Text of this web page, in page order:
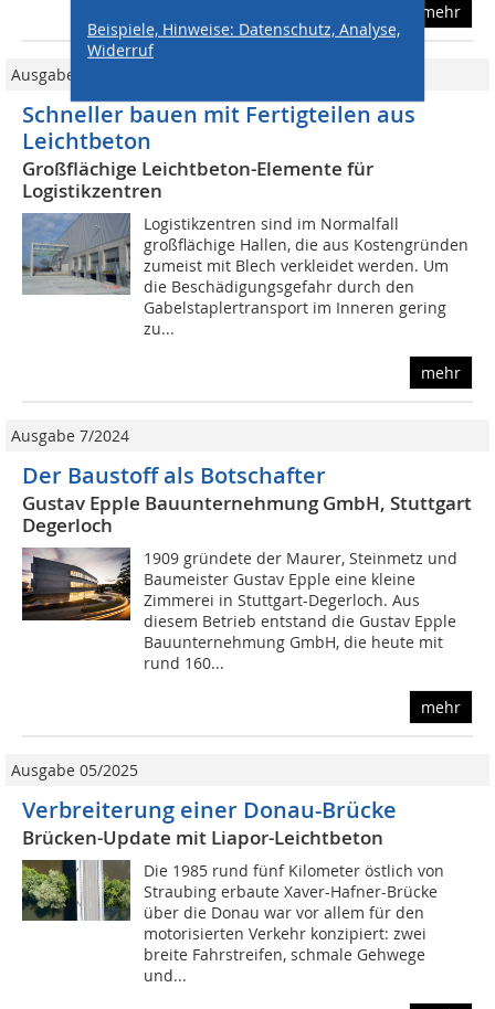
Beispiele, Hinweise: Datenschutz, Analyse,
Widerruf
mehr
Ausgabe 04/2009
Schneller bauen mit Fertigteilen aus
Leichtbeton
Großflächige Leichtbeton-Elemente für
Logistikzentren
Logistikzentren sind im Normalfall
großflächige Hallen, die aus Kostengründen
zumeist mit Blech verkleidet werden. Um
die Beschädigungsgefahr durch den
Gabelstaplertransport im Inneren gering
zu...
mehr
Ausgabe 7/2024
Der Baustoff als Botschafter
Gustav Epple Bauunternehmung GmbH, Stuttgart
Degerloch
1909 gründete der Maurer, Steinmetz und
Baumeister Gustav Epple eine kleine
Zimmerei in Stuttgart-Degerloch. Aus
diesem Betrieb entstand die Gustav Epple
Bauunternehmung GmbH, die heute mit
rund 160...
mehr
Ausgabe 05/2025
Verbreiterung einer Donau-Brücke
Brücken-Update mit Liapor-Leichtbeton
Die 1985 rund fünf Kilometer östlich von
Straubing erbaute Xaver-Hafner-Brücke
über die Donau war vor allem für den
motorisierten Verkehr konzipiert: zwei
breite Fahrstreifen, schmale Gehwege
und...